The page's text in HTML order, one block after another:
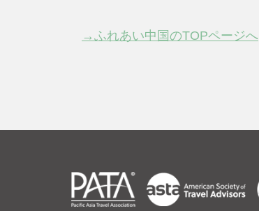
→ふれあい中国のTOPページへ